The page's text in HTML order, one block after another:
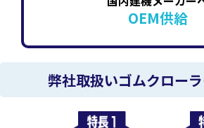
OEM供給
弊社取扱いゴムクロー